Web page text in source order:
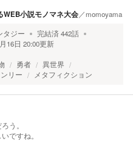
WEB小説モノマネ大会／momoyama
タジー 完結済442話
16日 20:00更新
勇者
異世界
リー メタフィクション
う。
ですね。